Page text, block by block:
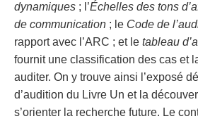
dynamiques ; l’Échelles des tons
de communication ; le Code de
rapport avec l’ARC ; et le tableau
fournit une classification des cas et
auditer. On y trouve ainsi l’exposé
d’audition du Livre Un et la
s’orienter la recherche future. Le